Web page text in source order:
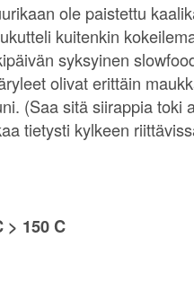
ole paistettu
kuitenkin
syksyinen
olivat erittäin
(Saa sitä siirappia toki
tietysti kylkeen
> 150 C